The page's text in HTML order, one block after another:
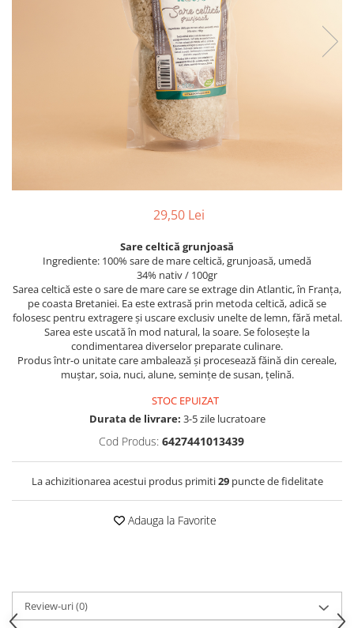
CREME ȘI PASTE TARTINABILE
29,50 Lei
Sare celtică grunjoasă
Ingrediente: 100% sare de mare celtică, grunjoasă, umedă
34% nativ / 100gr
Sarea celtică este o sare de mare care se extrage din Atlantic, în Franța,
pe coasta Bretaniei. Ea este extrasă prin metoda celtică, adică se
folosesc pentru extragere și uscare exclusiv unelte de lemn, fără metal.
Sarea este uscată în mod natural, la soare. Se folosește la
condimentarea diverselor preparate culinare.
Produs într-o unitate care ambalează și procesează făină din cereale,
muștar, soia, nuci, alune, semințe de susan, țelină.
STOC EPUIZAT
Durata de livrare: 3-5 zile lucratoare
Cod Produs: 6427441013439
La achizitionarea acestui produs primiti29puncte de fidelitate
Adauga la Favorite
Review-uri(0)